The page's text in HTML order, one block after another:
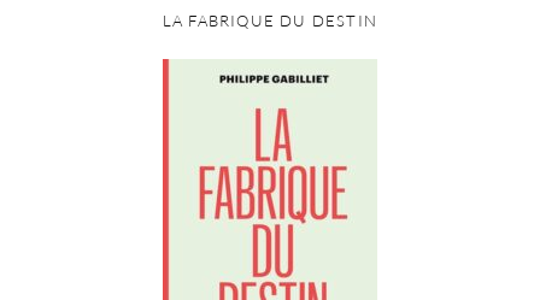
LA FABRIQUE DU DESTIN